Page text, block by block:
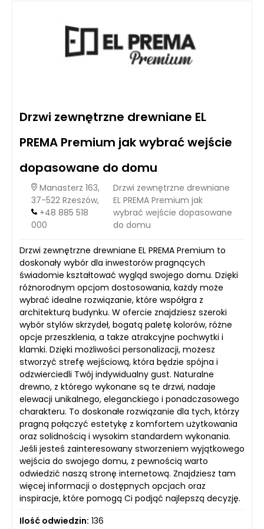
Drzwi zewnętrzne drewniane EL
PREMA Premium jak wybrać wejście
dopasowane do domu
Manasterz 163,
37-522 Rzeszów,
+48 885 518
000
Drzwi zewnętrzne drewniane
EL PREMA Premium jak
wybrać wejście dopasowane
do domu
Drzwi zewnętrzne drewniane EL PREMA Premium to
doskonały wybór dla inwestorów pragnących
świadomie kształtować wygląd swojego domu. Dzięki
różnorodnym opcjom dostosowania, każdy może
wybrać idealne rozwiązanie, które współgra z
architekturą budynku. W ofercie znajdziesz szeroki
wybór stylów skrzydeł, bogatą paletę kolorów, różne
opcje przeszklenia, a także atrakcyjne pochwytki i
klamki. Dzięki możliwości personalizacji, możesz
stworzyć strefę wejściową, która będzie spójna i
odzwierciedli Twój indywidualny gust. Naturalne
drewno, z którego wykonane są te drzwi, nadaje
elewacji unikalnego, eleganckiego i ponadczasowego
charakteru. To doskonałe rozwiązanie dla tych, którzy
pragną połączyć estetykę z komfortem użytkowania
oraz solidnością i wysokim standardem wykonania.
Jeśli jesteś zainteresowany stworzeniem wyjątkowego
wejścia do swojego domu, z pewnością warto
odwiedzić naszą stronę internetową. Znajdziesz tam
więcej informacji o dostępnych opcjach oraz
inspiracje, które pomogą Ci podjąć najlepszą decyzję.
Ilość odwiedzin: 136